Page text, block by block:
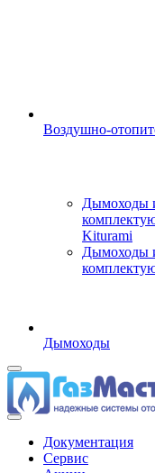
Воздушно-
Дымоходы
Kiturami
Дымоходы
Дымоходы
Документация
Сервис